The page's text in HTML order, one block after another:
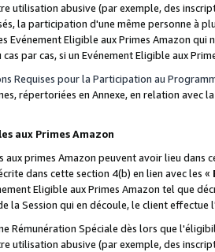
utilisation abusive (par exemple, des
la participation d'une même personne à
Evénement Eligible aux Primes Amazon qui
par cas, si un Evénement Eligible aux
Requises pour la Participation au
répertoriées en Annexe, en relation avec
aux Primes Amazon
aux primes Amazon peuvent avoir lieu dans
dans cette section 4(b) en lien avec les «
Eligible aux Primes Amazon tel que
la Session qui en découle, le client
Rémunération Spéciale dès lors que
utilisation abusive (par exemple, des